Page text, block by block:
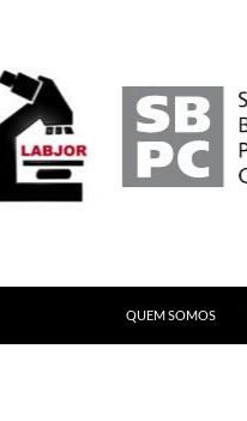
QUEM SOMOS